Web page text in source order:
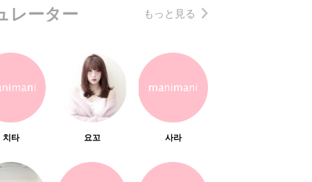
レーター もっと見る
치타 요꼬 사라